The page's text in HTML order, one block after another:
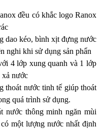
đều có khắc logo Ranox
dao kéo, bình xịt đựng nước
nghi khi sử dụng sản phẩn
4 lớp xung quanh và 1 lớp
xả nước
thoát nước tinh tế giúp thoát
quá trình sử dụng.
nước thông minh ngăn mùi
một lượng nước nhất định